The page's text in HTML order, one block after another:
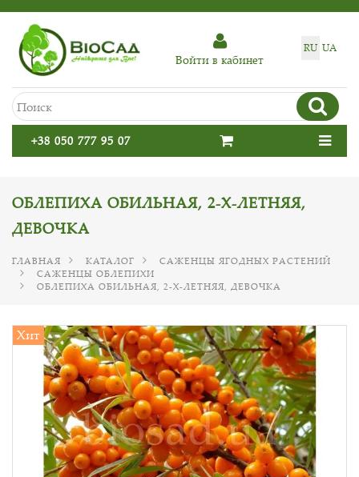
RU UA
Войти в кабинет
+38 050 777 95 07
ОБЛЕПИХА ОБИЛЬНАЯ, 2-Х-ЛЕТНЯЯ,
ДЕВОЧКА
ГЛАВНАЯ КАТАЛОГ
САЖЕНЦЫ ЯГОДНЫХ РАСТЕНИЙ
САЖЕНЦЫ ОБЛЕПИХИ
ОБЛЕПИХА ОБИЛЬНАЯ, 2-Х-ЛЕТНЯЯ, ДЕВОЧКА
Хит